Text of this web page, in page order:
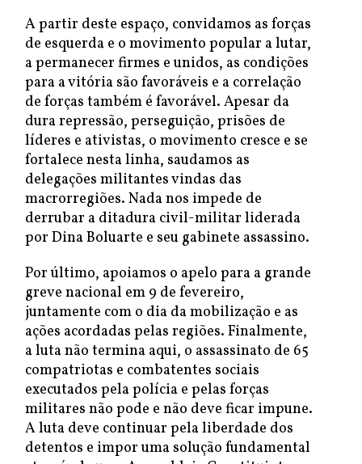
A partir deste espaço, convidamos as forças
de esquerda e o movimento popular a lutar,
a permanecer firmes e unidos, as condições
para a vitória são favoráveis e a correlação
de forças também é favorável. Apesar da
dura repressão, perseguição, prisões de
líderes e ativistas, o movimento cresce e se
fortalece nesta linha, saudamos as
delegações militantes vindas das
macrorregiões. Nada nos impede de
derrubar a ditadura civil-militar liderada
por Dina Boluarte e seu gabinete assassino.
Por último, apoiamos o apelo para a grande
greve nacional em 9 de fevereiro,
juntamente com o dia da mobilização e as
ações acordadas pelas regiões. Finalmente,
a luta não termina aqui, o assassinato de 65
compatriotas e combatentes sociais
executados pela polícia e pelas forças
militares não pode e não deve ficar impune.
A luta deve continuar pela liberdade dos
detentos e impor uma solução fundamental